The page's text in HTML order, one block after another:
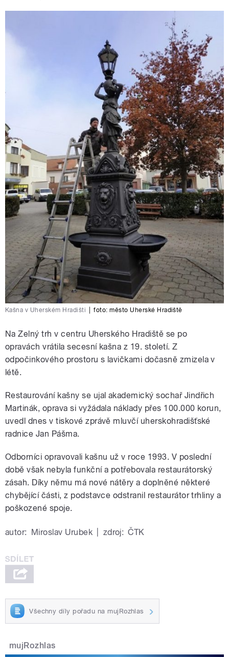
Kašna v Uherském Hradišti foto:město Uherské Hradiště
Na Zelný trh v centru Uherského Hradiště se po
opravách vrátila secesní kašna z 19. století. Z
odpočinkového prostoru s lavičkami dočasně zmizela v
létě.
Restaurování kašny se ujal akademický sochař Jindřich
Martinák, oprava si vyžádala náklady přes 100.000 korun,
uvedl dnes v tiskové zprávě mluvčí uherskohradišťské
radnice Jan Pášma.
Odborníci opravovali kašnu už v roce 1993. V poslední
době však nebyla funkční a potřebovala restaurátorský
zásah. Díky němu má nové nátěry a doplněné některé
chybějící části, z podstavce odstranil restaurátor trhliny a
poškozené spoje.
autor: Miroslav Urubek zdroj: ČTK
Všechny díly pořadu na mujRozhlas
mujRozhlas